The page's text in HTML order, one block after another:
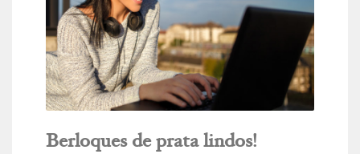
Berloques de prata lindos!